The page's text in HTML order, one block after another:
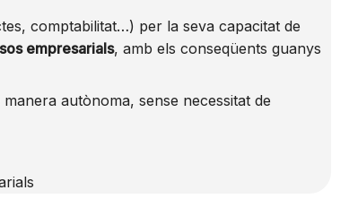
comptabilitat…) per la seva capacitat de
empresarials, amb els conseqüents guanys
autònoma, sense necessitat de